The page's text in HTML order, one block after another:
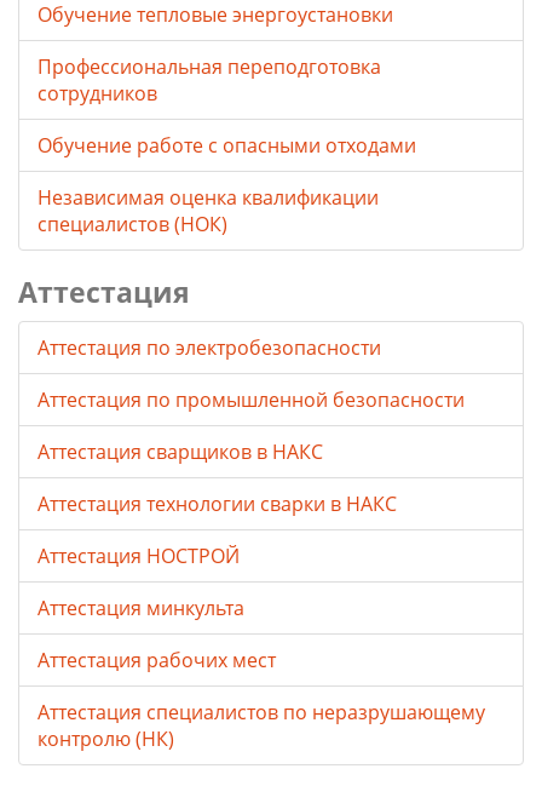
Обучение тепловые энергоустановки
Профессиональная переподготовка
сотрудников
Обучение работе с опасными отходами
Независимая оценка квалификации
специалистов (НОК)
Аттестация
Аттестация по электробезопасности
Аттестация по промышленной безопасности
Аттестация сварщиков в НАКС
Аттестация технологии сварки в НАКС
Аттестация НОСТРОЙ
Аттестация минкульта
Аттестация рабочих мест
Аттестация специалистов по неразрушающему
контролю (НК)